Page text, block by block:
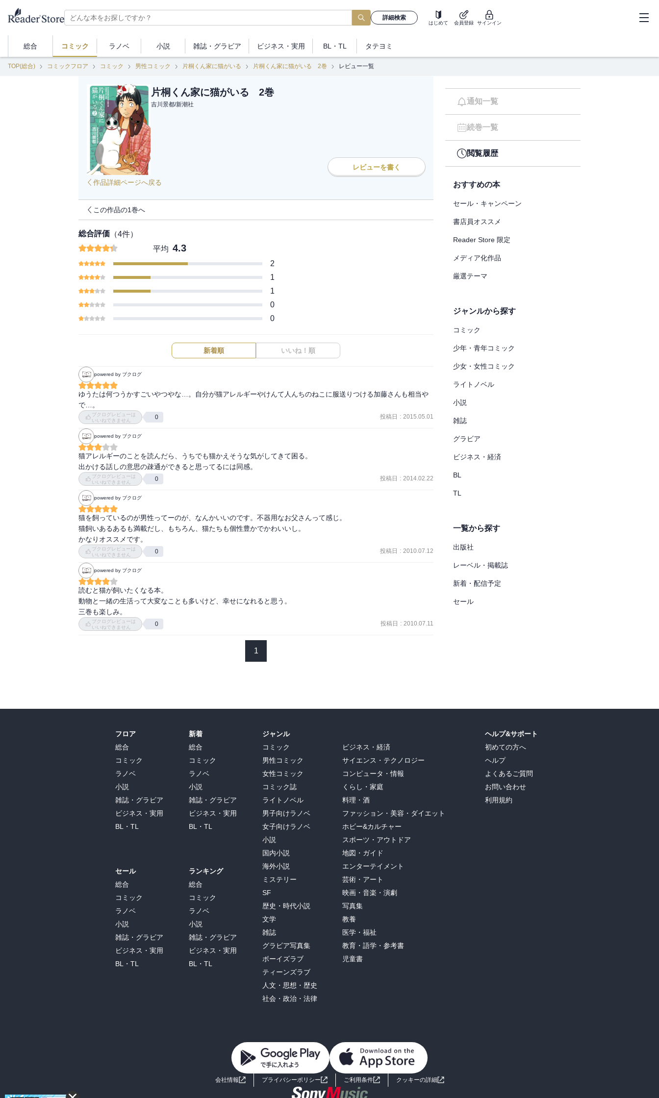
詳細検索
はじめて 会員登録 サインイン
総合 コミック ラノベ 小説 雑誌・ グラビア ビジネス ・実用 BL・TL タテヨミ
TOP(総合) コミックフロア コミック 男性コミック 片桐くん家に猫がいる 片桐くん家に猫がいる 2巻 レビュー一覧
片桐くん家に猫がいる 2巻
吉川景都/新潮社
レビューを書く
作品詳細ページへ戻る
この作品の1巻へ
総合評価 （4件）
平均 4.3
2
1
1
0
0
新着順 いいね！順
powered by ブクログ
ゆうたは何つうかすごいやつやな…。自分が猫アレルギーやけんて人んちのねこに服送りつける加藤さんも相当や
で…。
ブクログレビューは
いいねできません
0 投稿日 : 2015.05.01
powered by ブクログ
猫アレルギーのことを読んだら、うちでも猫かえそうな気がしてきて困る。
出かける話しの意思の疎通ができると思ってるには同感。
ブクログレビューは
いいねできません
0 投稿日 : 2014.02.22
powered by ブクログ
猫を飼っているのが男性ってーのが、なんかいいのです。不器用なお父さんって感じ。
猫飼いあるあるも満載だし、もちろん、猫たちも個性豊かでかわいいし。
かなりオススメです。
ブクログレビューは
いいねできません
0 投稿日 : 2010.07.12
powered by ブクログ
読むと猫が飼いたくなる本。
動物と一緒の生活って大変なことも多いけど、幸せになれると思う。
三巻も楽しみ。
ブクログレビューは
いいねできません
0 投稿日 : 2010.07.11
1
通知一覧
続巻一覧
閲覧履歴
おすすめの本
セール・キャンペーン
書店員オススメ
Reader Store 限定
メディア化作品
厳選テーマ
ジャンルから探す
コミック
少年・青年コミック
少女・女性コミック
ライトノベル
小説
雑誌
グラビア
ビジネス・経済
BL
TL
一覧から探す
出版社
レーベル・掲載誌
新着・配信予定
セール
フロア
総合
コミック
ラノベ
小説
雑誌・グラビア
ビジネス・実用
BL・TL
セール
総合
コミック
ラノベ
小説
雑誌・グラビア
ビジネス・実用
BL・TL
新着
総合
コミック
ラノベ
小説
雑誌・グラビア
ビジネス・実用
BL・TL
ランキング
総合
コミック
ラノベ
小説
雑誌・グラビア
ビジネス・実用
BL・TL
ジャンル
コミック
男性コミック
女性コミック
コミック誌
ライトノベル
男子向けラノベ
女子向けラノベ
小説
国内小説
海外小説
ミステリー
SF
歴史・時代小説
文学
雑誌
グラビア写真集
ボーイズラブ
ティーンズラブ
人文・思想・歴史
社会・政治・法律
ビジネス・経済
サイエンス・テクノロジー
コンピュータ・情報
くらし・家庭
料理・酒
ファッション・美容・ダイエット
ホビー&カルチャー
スポーツ・アウトドア
地図・ガイド
エンターテイメント
芸術・アート
映画・音楽・演劇
写真集
教養
医学・福祉
教育・語学・参考書
児童書
ヘルプ&サポート
初めての方へ
ヘルプ
よくあるご質問
お問い合わせ
利用規約
会社情報 プライバシーポリシー ご利用条件 クッキーの詳細